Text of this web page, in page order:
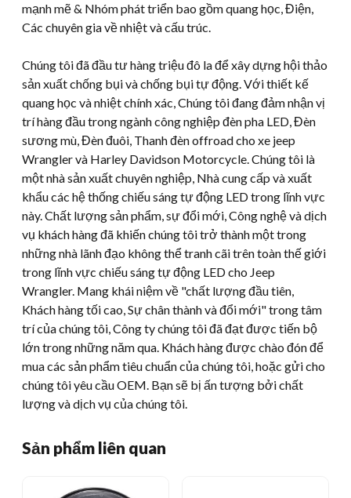
mạnh mẽ & Nhóm phát triển bao gồm quang học, Điện,
Các chuyên gia về nhiệt và cấu trúc.
Chúng tôi đã đầu tư hàng triệu đô la để xây dựng hội thảo
sản xuất chống bụi và chống bụi tự động. Với thiết kế
quang học và nhiệt chính xác, Chúng tôi đang đảm nhận vị
trí hàng đầu trong ngành công nghiệp đèn pha LED, Đèn
sương mù, Đèn đuôi, Thanh đèn offroad cho xe jeep
Wrangler và Harley Davidson Motorcycle. Chúng tôi là
một nhà sản xuất chuyên nghiệp, Nhà cung cấp và xuất
khẩu các hệ thống chiếu sáng tự động LED trong lĩnh vực
này. Chất lượng sản phẩm, sự đổi mới, Công nghệ và dịch
vụ khách hàng đã khiến chúng tôi trở thành một trong
những nhà lãnh đạo không thể tranh cãi trên toàn thế giới
trong lĩnh vực chiếu sáng tự động LED cho Jeep
Wrangler. Mang khái niệm về "chất lượng đầu tiên,
Khách hàng tối cao, Sự chân thành và đổi mới" trong tâm
trí của chúng tôi, Công ty chúng tôi đã đạt được tiến bộ
lớn trong những năm qua. Khách hàng được chào đón để
mua các sản phẩm tiêu chuẩn của chúng tôi, hoặc gửi cho
chúng tôi yêu cầu OEM. Bạn sẽ bị ấn tượng bởi chất
lượng và dịch vụ của chúng tôi.
Sản phẩm liên quan